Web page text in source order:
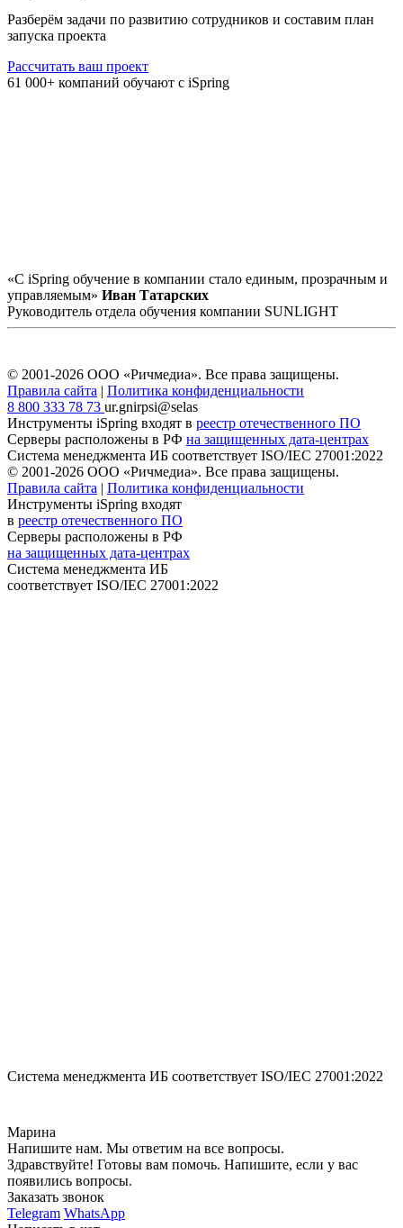
Разберём задачи по развитию сотрудников и составим план
запуска проекта
Рассчитать ваш проект
61 000+ компаний обучают с iSpring
«С iSpring обучение в компании стало единым, прозрачным и
управляемым» Иван Татарских
Руководитель отдела обучения компании SUNLIGHT
© 2001-2026 ООО «Ричмедиа». Все права защищены.
Правила сайта | Политика конфиденциальности
8 800 333 78 73 ur.gnirpsi@selas
Инструменты iSpring входят в реестр отечественного ПО
Серверы расположены в РФ на защищенных дата-центрах
Система менеджмента ИБ соответствует ISO/IEC 27001:2022
© 2001-2026 ООО «Ричмедиа». Все права защищены.
Правила сайта | Политика конфиденциальности
Инструменты iSpring входят
в реестр отечественного ПО
Серверы расположены в РФ
на защищенных дата-центрах
Система менеджмента ИБ
соответствует ISO/IEC 27001:2022
Система менеджмента ИБ соответствует ISO/IEC 27001:2022
Марина
Напишите нам. Мы ответим на все вопросы.
Здравствуйте! Готовы вам помочь. Напишите, если у вас
появились вопросы.
Заказать звонок
Telegram WhatsApp